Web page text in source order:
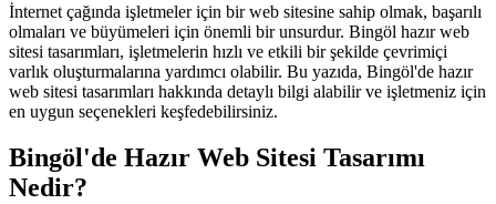
İnternet çağında işletmeler için bir web sitesine sahip olmak, başarılı
olmaları ve büyümeleri için önemli bir unsurdur. Bingöl hazır web
sitesi tasarımları, işletmelerin hızlı ve etkili bir şekilde çevrimiçi
varlık oluşturmalarına yardımcı olabilir. Bu yazıda, Bingöl'de hazır
web sitesi tasarımları hakkında detaylı bilgi alabilir ve işletmeniz için
en uygun seçenekleri keşfedebilirsiniz.
Bingöl'de Hazır Web Sitesi Tasarımı
Nedir?